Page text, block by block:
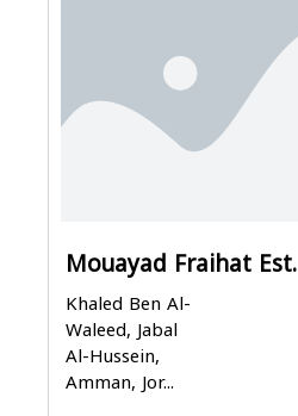
Mouayad Fraihat Est.
Khaled Ben Al-
Waleed, Jabal
Al-Hussein,
Amman, Jor...